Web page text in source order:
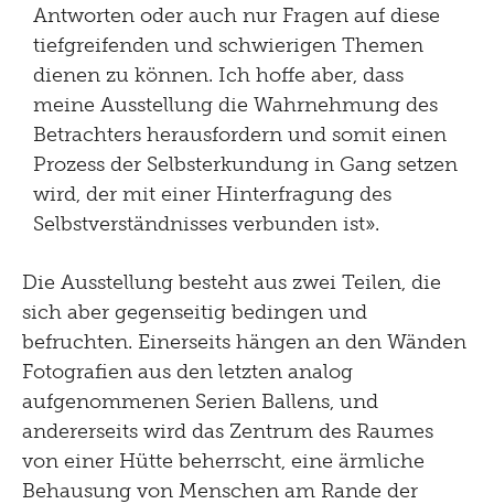
Antworten oder auch nur Fragen auf diese
tiefgreifenden und schwierigen Themen
dienen zu können. Ich hoffe aber, dass
meine Ausstellung die Wahrnehmung des
Betrachters herausfordern und somit einen
Prozess der Selbsterkundung in Gang setzen
wird, der mit einer Hinterfragung des
Selbstverständnisses verbunden ist».
Die Ausstellung besteht aus zwei Teilen, die
sich aber gegenseitig bedingen und
befruchten. Einerseits hängen an den Wänden
Fotografien aus den letzten analog
aufgenommenen Serien Ballens, und
andererseits wird das Zentrum des Raumes
von einer Hütte beherrscht, eine ärmliche
Behausung von Menschen am Rande der